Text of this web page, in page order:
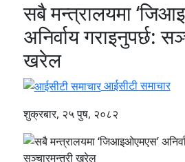
सबै मन्त्रालयमा
अनिर्वाय गराइनुपर्छ:
खरेल
आईसीटी समाचार
शुक्रबार, २५ पुष, २०८२